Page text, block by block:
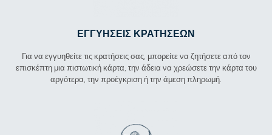
ΕΓΓΥΉΣΕΙΣ ΚΡΑΤΉΣΕΩΝ
Για να εγγυηθείτε τις κρατήσεις σας, μπορείτε να ζητήσετε από τον
επισκέπτη μια πιστωτική κάρτα, την άδεια να χρεώσετε την κάρτα του
αργότερα, την προέγκριση ή την άμεση πληρωμή.